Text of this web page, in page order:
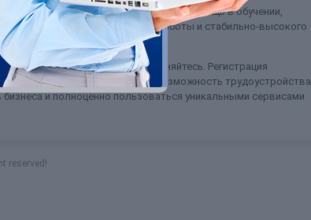
консультации от опытных моделей, помощь в обучении,
максимально продуктивной работы и стабильно-высокого
атмосфера. Присоединяйтесь. Регистрация
ценной информацией, возможность трудоустройства
и полноценно пользоваться уникальными сервисами
reserved!